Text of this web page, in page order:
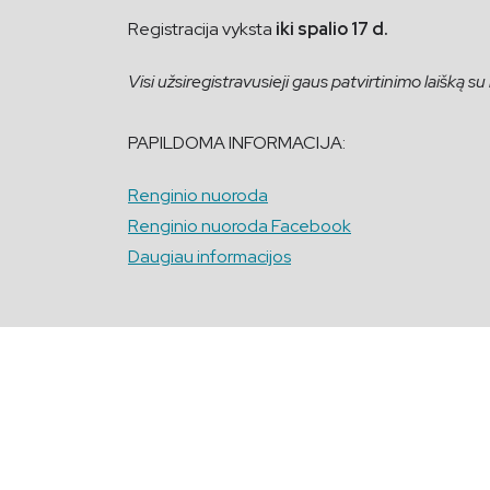
Registracija vyksta iki spalio 17 d.
Visi užsiregistravusieji gaus patvirtinimo laišką
PAPILDOMA INFORMACIJA:
Renginio nuoroda
Renginio nuoroda Facebook
Daugiau informacijos